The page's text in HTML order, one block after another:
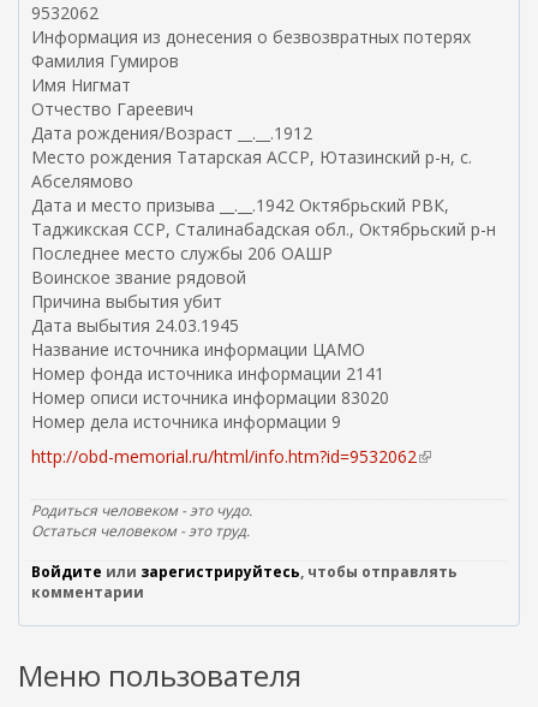
я
л
а
)
9532062
Информация из донесения о безвозвратных потерях
Фамилия Гумиров
Имя Нигмат
Отчество Гареевич
Дата рождения/Возраст __.__.1912
Место рождения Татарская АССР, Ютазинский р-н, с.
Абселямово
Дата и место призыва __.__.1942 Октябрьский РВК,
Таджикская ССР, Сталинабадская обл., Октябрьский р-н
Последнее место службы 206 ОАШР
Воинское звание рядовой
Причина выбытия убит
Дата выбытия 24.03.1945
Название источника информации ЦАМО
Номер фонда источника информации 2141
Номер описи источника информации 83020
Номер дела источника информации 9
http://obd-memorial.ru/html/info.htm?id=9532062(
н
н
я
Родиться человеком - это чудо.
Остаться человеком - это труд.
Войдите или зарегистрируйтесь, чтобы отправлять
комментарии
Меню пользователя